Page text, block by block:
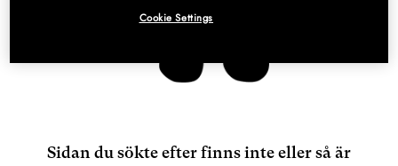
Sidan du sökte efter finns inte eller så är
Cookie Settings